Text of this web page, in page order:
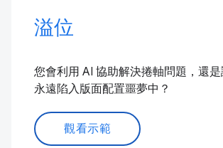
溢位
您會利用 AI 協助解決捲軸問題，還
永遠陷入版面配置噩夢中？
觀看示範